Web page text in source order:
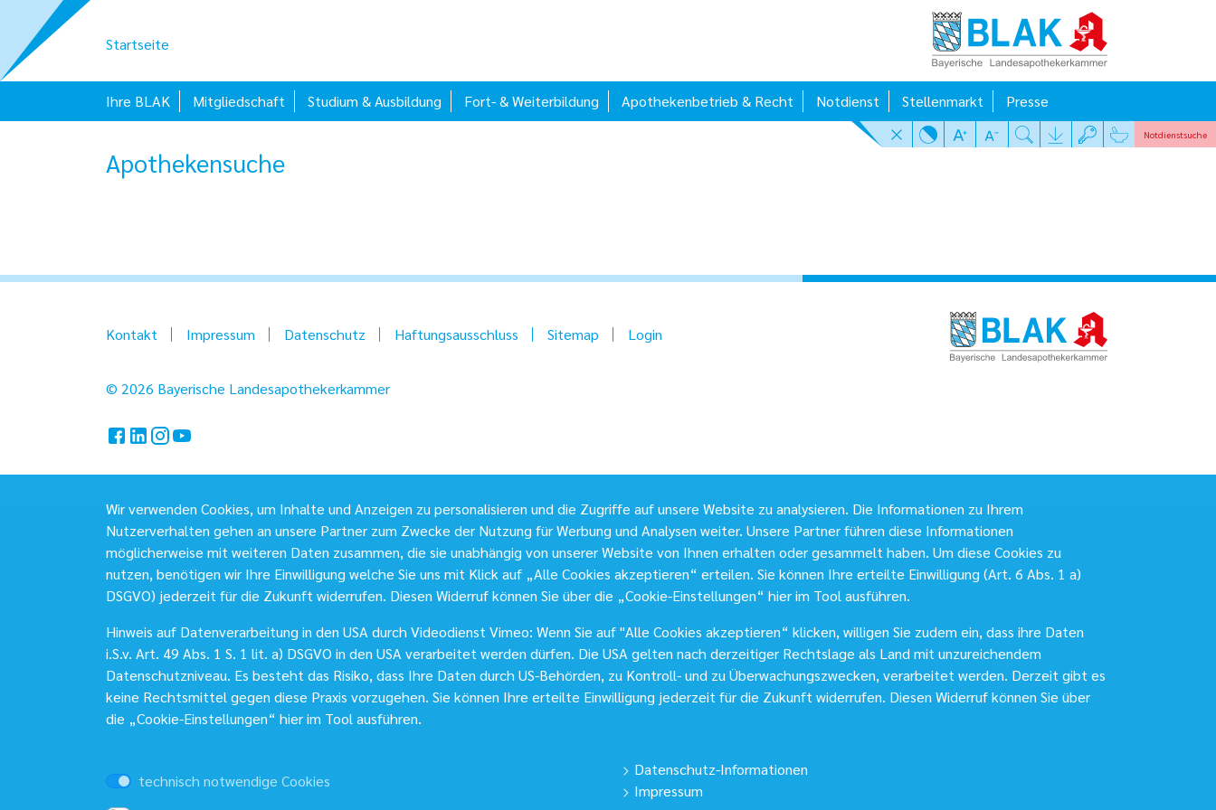
Startseite
Notdienstsuche
Ihre BLAK Mitgliedschaft Studium & Ausbildung Fort- & Weiterbildung Apothekenbetrieb & Recht Notdienst Stellenmarkt Presse
Apothekensuche
Kontakt Impressum Datenschutz Haftungsausschluss Sitemap Login
© 2026 Bayerische Landesapothekerkammer
Wir verwenden Cookies, um Inhalte und Anzeigen zu personalisieren und die Zugriffe auf unsere Website zu analysieren. Die Informationen zu Ihrem
Nutzerverhalten gehen an unsere Partner zum Zwecke der Nutzung für Werbung und Analysen weiter. Unsere Partner führen diese Informationen
möglicherweise mit weiteren Daten zusammen, die sie unabhängig von unserer Website von Ihnen erhalten oder gesammelt haben. Um diese Cookies zu
nutzen, benötigen wir Ihre Einwilligung welche Sie uns mit Klick auf „Alle Cookies akzeptieren“ erteilen. Sie können Ihre erteilte Einwilligung (Art. 6 Abs. 1 a)
DSGVO) jederzeit für die Zukunft widerrufen. Diesen Widerruf können Sie über die „Cookie-Einstellungen“ hier im Tool ausführen.
Hinweis auf Datenverarbeitung in den USA durch Videodienst Vimeo: Wenn Sie auf "Alle Cookies akzeptieren“ klicken, willigen Sie zudem ein, dass ihre Daten
i.S.v. Art. 49 Abs. 1 S. 1 lit. a) DSGVO in den USA verarbeitet werden dürfen. Die USA gelten nach derzeitiger Rechtslage als Land mit unzureichendem
Datenschutzniveau. Es besteht das Risiko, dass Ihre Daten durch US-Behörden, zu Kontroll- und zu Überwachungszwecken, verarbeitet werden. Derzeit gibt es
keine Rechtsmittel gegen diese Praxis vorzugehen. Sie können Ihre erteilte Einwilligung jederzeit für die Zukunft widerrufen. Diesen Widerruf können Sie über
die „Cookie-Einstellungen“ hier im Tool ausführen.
technisch notwendige Cookies
Datenschutz-Informationen
Impressum